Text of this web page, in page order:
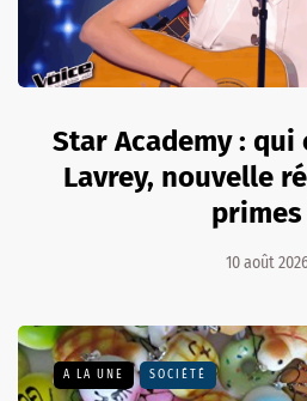
Star Academy :
Lavrey, nouvelle
primes
10 août
A LA UNE SOCIÉTÉ